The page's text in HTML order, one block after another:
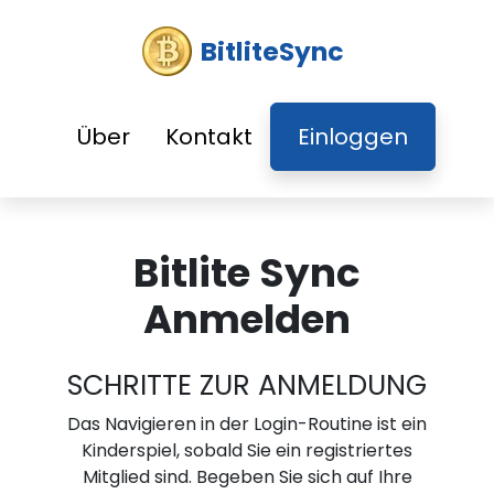
BitliteSync
Über Kontakt Einloggen
Bitlite Sync
Anmelden
SCHRITTE ZUR ANMELDUNG
Das Navigieren in der Login-Routine ist ein
Kinderspiel, sobald Sie ein registriertes
Mitglied sind. Begeben Sie sich auf Ihre